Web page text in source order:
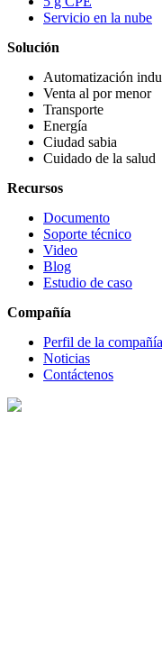
Servicio en la nube
Solución
Automatización
Venta al por menor
Transporte
Energía
Ciudad sabia
Cuidado de la salud
Recursos
Documento
Soporte técnico
Video
Blog
Estudio de caso
Compañía
Perfil de la compañía
Noticias
Contáctenos